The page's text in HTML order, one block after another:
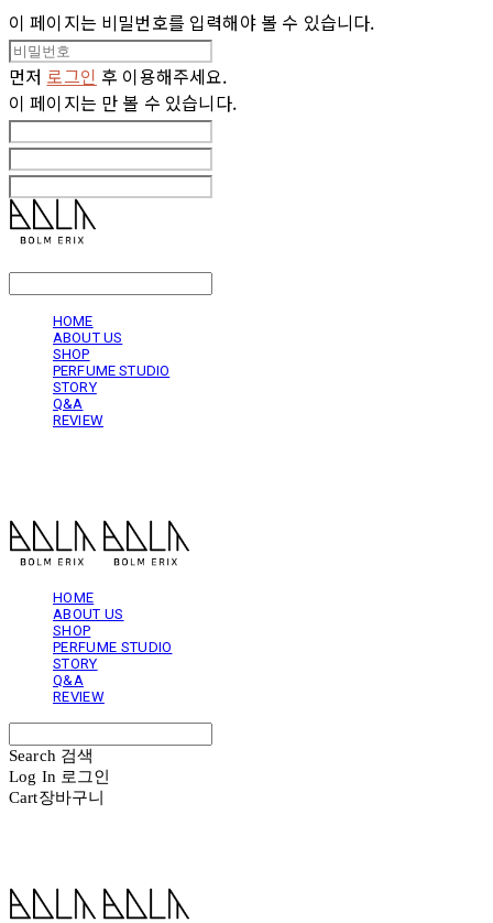
이 페이지는 비밀번호를 입력해야 볼 수 있습니다.
먼저 로그인 후 이용해주세요.
이 페이지는 만 볼 수 있습니다.
HOME
ABOUT US
SHOP
PERFUME STUDIO
STORY
Q&A
REVIEW
HOME
ABOUT US
SHOP
PERFUME STUDIO
STORY
Q&A
REVIEW
Search 검색
Log In 로그인
Cart장바구니